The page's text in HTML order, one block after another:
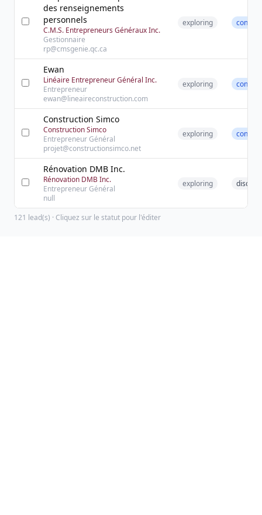
des renseignements
personnels
C.M.S. Entrepreneurs Généraux Inc.
Gestionnaire
rp@cmsgenie.qc.ca
exploring
Ewan
Linéaire Entrepreneur Général Inc.
Entrepreneur
ewan@lineaireconstruction.com
exploring
Construction Simco
Construction Simco
Entrepreneur Général
projet@constructionsimco.net
exploring
Rénovation DMB Inc.
Rénovation DMB Inc.
Entrepreneur Général
null
exploring
121 lead(s) · Cliquez sur le statut pour l'éditer